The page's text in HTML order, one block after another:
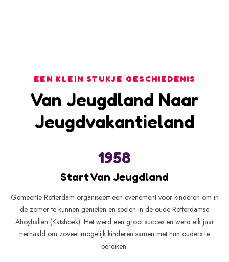
EEN KLEIN STUKJE GESCHIEDENIS
Van Jeugdland Naar
Jeugdvakantieland
1958
Start Van Jeugdland
Gemeente Rotterdam organiseert een evenement voor kinderen om in
de zomer te kunnen genieten en spelen in de oude Rotterdamse
Ahoyhallen (Katshoek). Het werd een groot succes en werd elk jaar
herhaald om zoveel mogelijk kinderen samen met hun ouders te
bereiken.